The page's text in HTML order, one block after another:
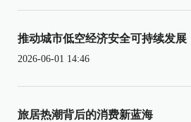
推动城市低空经济安全可持续发展
2026-06-01 14:46
旅居热潮背后的消费新蓝海